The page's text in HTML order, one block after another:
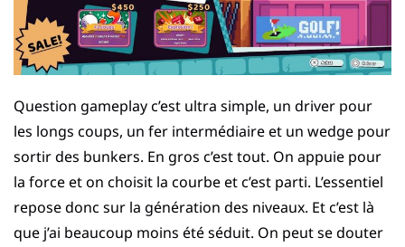
Question gameplay c’est ultra simple, un driver pour
les longs coups, un fer intermédiaire et un wedge pour
sortir des bunkers. En gros c’est tout. On appuie pour
la force et on choisit la courbe et c’est parti. L’essentiel
repose donc sur la génération des niveaux. Et c’est là
que j’ai beaucoup moins été séduit. On peut se douter